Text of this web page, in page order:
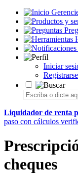
Iniciar
Registrarse
Liquidador de renta
paso con cálculos
cheques